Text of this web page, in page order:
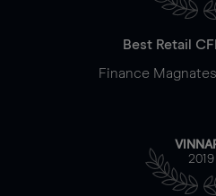
Best Retail
Finance
2019